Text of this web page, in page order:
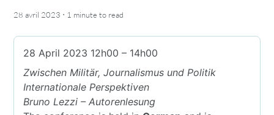
28 avril 2023 · 1 minute to read